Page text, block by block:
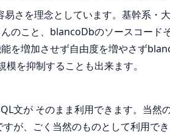
さを理念としています。基幹系・
のこと、blancoDbのソースコード
を増加させず自由度を増やさず
を抑制することも出来ます。
文が そのまま利用できます。当
が、ごく当然のものとして利用で